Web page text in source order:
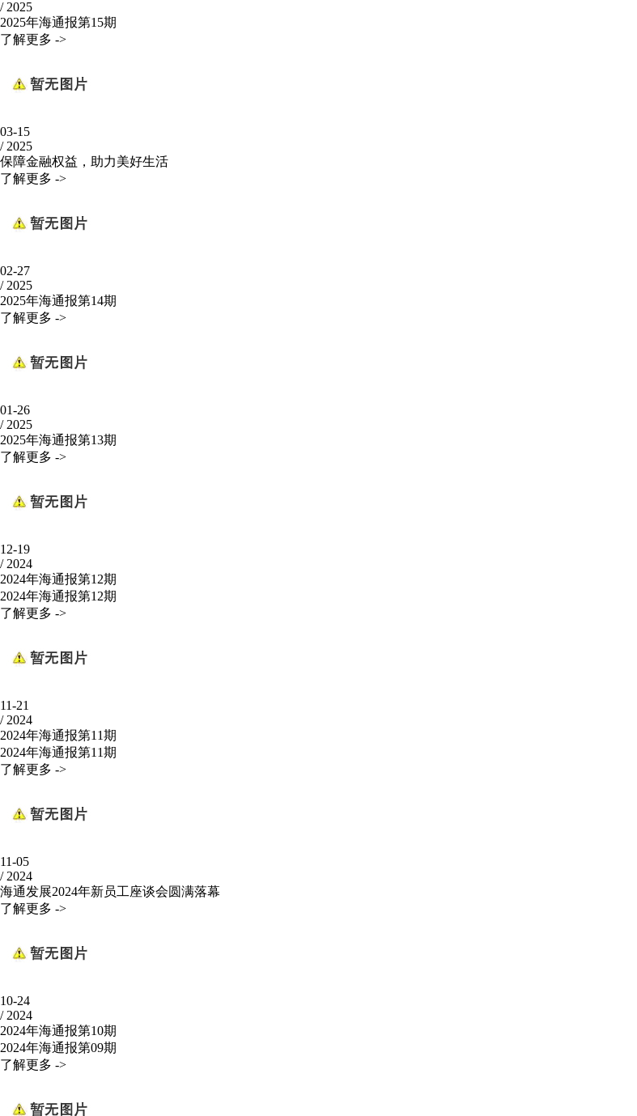
/ 2025
2025年海通报第15期
了解更多 ->
03-15
/ 2025
保障金融权益，助力美好生活
了解更多 ->
02-27
/ 2025
2025年海通报第14期
了解更多 ->
01-26
/ 2025
2025年海通报第13期
了解更多 ->
12-19
/ 2024
2024年海通报第12期
2024年海通报第12期
了解更多 ->
11-21
/ 2024
2024年海通报第11期
2024年海通报第11期
了解更多 ->
11-05
/ 2024
海通发展2024年新员工座谈会圆满落幕
了解更多 ->
10-24
/ 2024
2024年海通报第10期
2024年海通报第09期
了解更多 ->